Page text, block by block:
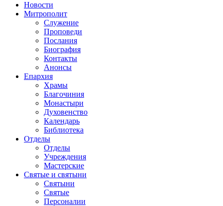
Новости
Митрополит
Служение
Проповеди
Послания
Биография
Контакты
Анонсы
Епархия
Храмы
Благочиния
Монастыри
Духовенство
Календарь
Библиотека
Отделы
Отделы
Учреждения
Мастерские
Святые и святыни
Cвятыни
Cвятые
Персоналии